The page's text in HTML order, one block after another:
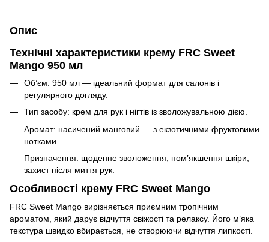
Опис
Технічні характеристики крему FRC Sweet
Mango 950 мл
Об’єм: 950 мл — ідеальний формат для салонів і
регулярного догляду.
Тип засобу: крем для рук і нігтів із зволожувальною дією.
Аромат: насичений манговий — з екзотичними фруктовими
нотками.
Призначення: щоденне зволоження, пом’якшення шкіри,
захист після миття рук.
Особливості крему FRC Sweet Mango
FRC Sweet Mango вирізняється приємним тропічним
ароматом, який дарує відчуття свіжості та релаксу. Його м’яка
текстура швидко вбирається, не створюючи відчуття липкості.